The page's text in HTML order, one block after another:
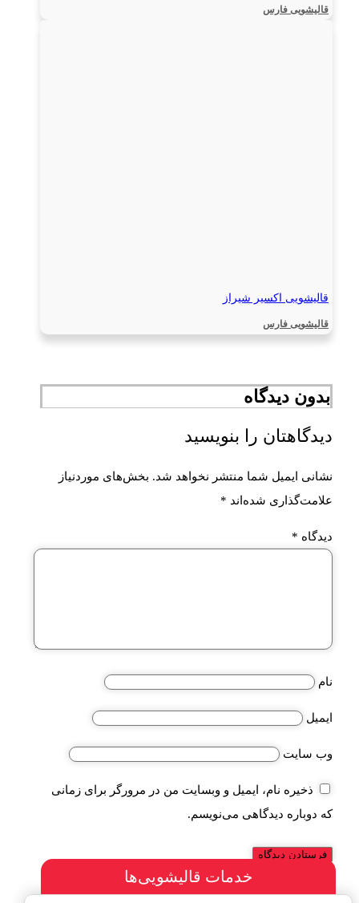
قالیشویی فارس
قالیشویی اکسیر شیراز
قالیشویی فارس
بدون دیدگاه
دیدگاهتان را بنویسید
نشانی ایمیل شما منتشر نخواهد شد. بخش‌های موردنیاز
علامت‌گذاری شده‌اند *
دیدگاه *
نام
ایمیل
وب‌ سایت
ذخیره نام، ایمیل و وبسایت من در مرورگر برای زمانی
که دوباره دیدگاهی می‌نویسم.
خدمات قالیشویی‌ها